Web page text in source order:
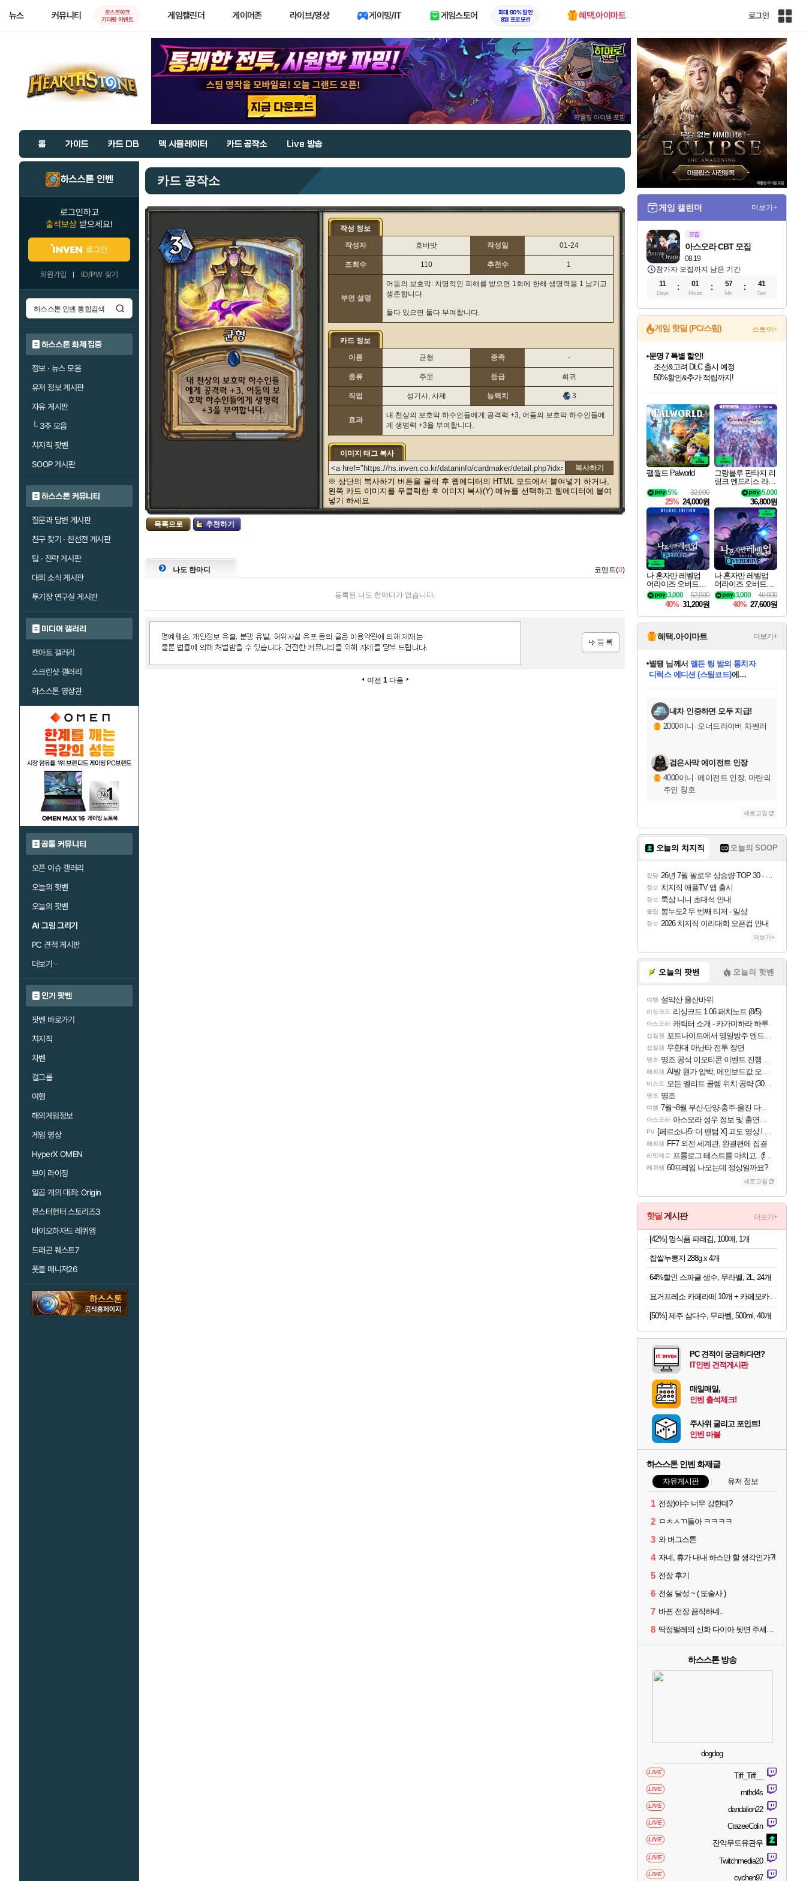
뉴스 커뮤니티
로스트아크
기대평 이벤트
게임캘린더 게이머존 라이브/영상 게이밍/IT 게임스토어
최대 90% 할인
8월 프로모션
혜택.아이마트 로그인
인
전
체
사
이
트
맵
홈 가이드 카드 DB 덱 시뮬레이터 카드 공작소 Live 방송
하스스톤 인벤
로그인하고
출석보상 받으세요!
로그인
회원가입 ID/PW 찾기
하스스톤 화제 집중
정보 · 뉴스 모음
유저 정보 게시판
자유 게시판
└3추 모음
치지직 팟벤
SOOP 게시판
하스스톤 커뮤니티
질문과 답변 게시판
친구 찾기 · 친선전 게시판
팁 · 전략 게시판
대회 소식 게시판
투기장 연구실 게시판
미디어 갤러리
팬아트 갤러리
스크린샷 갤러리
하스스톤 영상관
공통 커뮤니티
오픈 이슈 갤러리
오늘의 핫벤
오늘의 팟벤
AI 그림 그리기
PC 견적 게시판
더보기
인기 팟벤
팟벤 바로가기
치지직
차벤
걸그룹
여행
해외게임정보
게임 영상
HyperX OMEN
브이 라이징
일곱 개의 대죄: Origin
몬스터헌터 스토리즈3
바이오하자드 레퀴엠
드래곤 퀘스트7
풋볼 매니저26
카드 공작소
작성 정보
작성자
호바밧 작성일 01-24
조회수 110 추천수 1
부연 설명
어둠의 보호막: 치명적인 피해를 받으면 1회에 한해 생명력을 1 남기고
생존합니다.
둘다 있으면 둘다 부여합니다.
카드 정보
이름
균형 종족 -
종류 주문 등급 희귀
직업 성기사, 사제 능력치 3
효과
내 천상의 보호막 하수인들에게 공격력 +3, 어둠의 보호막 하수인들에
게 생명력 +3을 부여합니다.
이미지 태그 복사
복사하기
※ 상단의 복사하기 버튼을 클릭 후 웹에디터의 HTML 모드에서 붙여넣기 하거나,
왼쪽 카드 이미지를 우클릭한 후 이미지 복사(Y) 메뉴를 선택하고 웹에디터에 붙여
넣기 하세요.
목록으로 추천하기
나도 한마디 코멘트(0)
등록된 나도 한마디가 없습니다.
이전 1 다음
게임 캘린더 더보기+
모집
08.19
아스오라 CBT 모집
참가자 모집까지 남은 기간
11
Days
01
Hours
57
Min
40
Sec
게임 핫딜 (PC/스팀) 스토어+
최대 90% 할인가를 만나보세요!
네이버혜택과 함께 만나보세요!
문명 7 특별 할인!
조선&고려 DLC 출시 예정
50%할인&추가 적립까지!
네이버 포인트 혜택까지!
이니&베니 혜택까지!
네이버 혜택가와 함께 예약하세요!
할인&네이버혜택으로 만나보세요!
네이버페이 혜택과 만나보세요!
40주년 프로모션으로 만나보세요!
할인가에 만나보세요!
일부 에디션 상시 할인!
혜택으로 예약 판매 중
편안하게 충전하세요
팰월드 Palworld
32,000
5%
25% 24,000원
그랑블루 판타지 리
링크 엔드리스 라그
나로크 업그레이드
킷 Granblue Fantasy
Relink Endless Ragn
arok Upgrade Kit DL
C
5,000
36,800원
나 혼자만 레벨업
어라이즈 오버드라
이브 디럭스 에디션
Solo Leveling Arise
Overdrive Deluxe Edi
tion
52,000
3,000
40% 31,200원
나 혼자만 레벨업
어라이즈 오버드라
이브 Solo Leveling A
rise
46,000
3,000
40% 27,600원
혜택.아이마트 더보기+
교환.
당첨되셨습니다.
니코 님께서 (본편포함) 데이브 더
다이버 인 더 정글 번들 (스팀코드)
당첨되셨습니다.
당첨되셨습니다.
당첨되셨습니다.
당첨되셨습니다.
당첨되셨습니다.
에디션 (스팀코드)를 교환.
당첨되셨습니다.
내차 인증하면 모두 지급!
2000이니 · 오너드라이버 차벤러
검은사막 에이전트 인장
4000이니 ·에이전트 인장, 마탄의
주인 칭호
새로고침
오늘의 치지직 오늘의 SOOP
잡담 26년 7월 팔로우 상승량 TOP 30 - 월간 치지직
정보 치지직 애플TV 앱 출시
정보 룩삼 니니 초대석 안내
클립 봉누도2 두 번째 티저 - 일상
정보 2026 치지직 이리대회 오픈컵 안내
더보기+
오늘의 팟벤 오늘의 핫벤
여행 설악산 울산바위
리싱크드 리싱크드 1.06 패치노트 (8/5)
아스오라 캐릭터 소개 - 카가미하라 하루
섭컬겜 포트나이트에서 명일방주 엔드필드 [펠리카] 판매 예정
섭컬겜 무한대 아난타 전투 장면
명조 명조 공식 이모티콘 이벤트 진행해봤습니다! 참여부터 추첨까지????
해외겜 AI발 원가 압박, 메인보드값 오르나
비스트 모든 엘리트 골렘 위치 공략 (30개) - 방랑 결투가
명조 명조
여행 7월~8월 부산-단양-충주-울진 다녀왔어요~
아스오라 아스오라 성우 정보 및 출연작 모음
PV [페르소나5: 더 팬텀 X] 괴도 영상 l 타카마키 안·댄싱 스타
해외겜 FF7 외전 세계관, 완결편에 집결
리밋제로 프롤로그 테스트를 마치고.. (feat. 리아)
레퀴엠 60프레임 나오는데 정상일까요?
새로고침
핫딜 게시판 더보기+
[42%] 명식품 파래김, 100매, 1개
찹쌀누룽지 288g x 4개
64%할인 스파클 생수, 무라벨, 2L, 24개
요거프레소 카페라떼 10개 + 카페모카 10개
[50%] 제주 삼다수, 무라벨, 500ml, 40개
PC 견적이 궁금하다면?
IT인벤 견적게시판
매일매일,
인벤 출석체크!
주사위 굴리고 포인트!
인벤 마블
하스스톤 인벤 화제글
자유게시판 유저 정보
1 전장)야수 너무 강한데?
2 ㅁㅊㅅㄲ들아 ㅋㅋㅋㅋ
3 와 버그스톤
4 자네, 휴가 내내 하스만 할 생각인가?!
5 전장 후기
6 전설 달성 ~ ( 또술사 )
7 바뀐 전장 끔직하네..
8 딱정벌레의 신화 다이아 뒷면 주세요 징징글
하스스톤 방송
dogdog
LIVE Tiff_Tiff__
LIVE mthd4s
LIVE dandalion22
LIVE CrazeeColin
LIVE 잔악무도유관우
LIVE Twitchmedia20
LIVE cychen97